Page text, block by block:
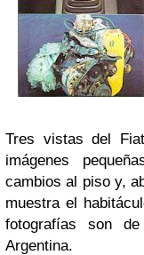
Tres vistas del
imágenes
cambios al piso y,
muestra el
fotografías son
Argentina.